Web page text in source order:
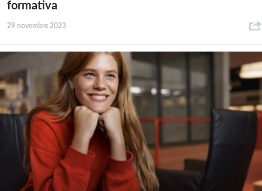
formativa
29 novembre 2023